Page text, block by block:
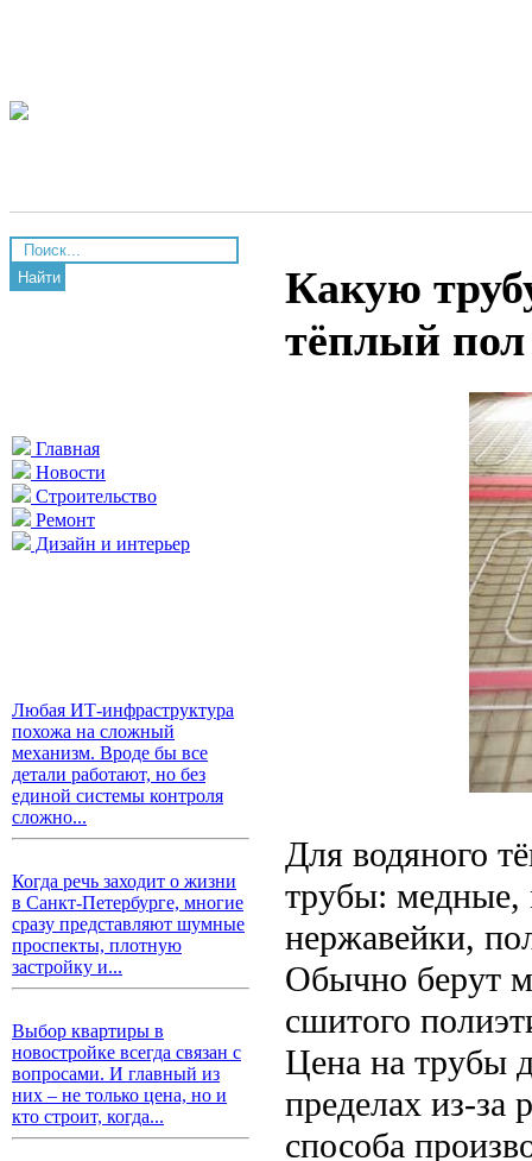
Найти
Главная
Новости
Строительство
Ремонт
Дизайн и интерьер
Любая ИТ-инфраструктура
похожа на сложный
механизм. Вроде бы все
детали работают, но без
единой системы контроля
сложно...
Когда речь заходит о жизни
в Санкт-Петербурге, многие
сразу представляют шумные
проспекты, плотную
застройку и...
Выбор квартиры в
новостройке всегда связан с
вопросами. И главный из
них – не только цена, но и
кто строит, когда...
Какую
тёплый пол
Для водяного
трубы: медные,
нержавейки,
Обычно берут
сшитого
Цена на трубы
пределах из-за
способа